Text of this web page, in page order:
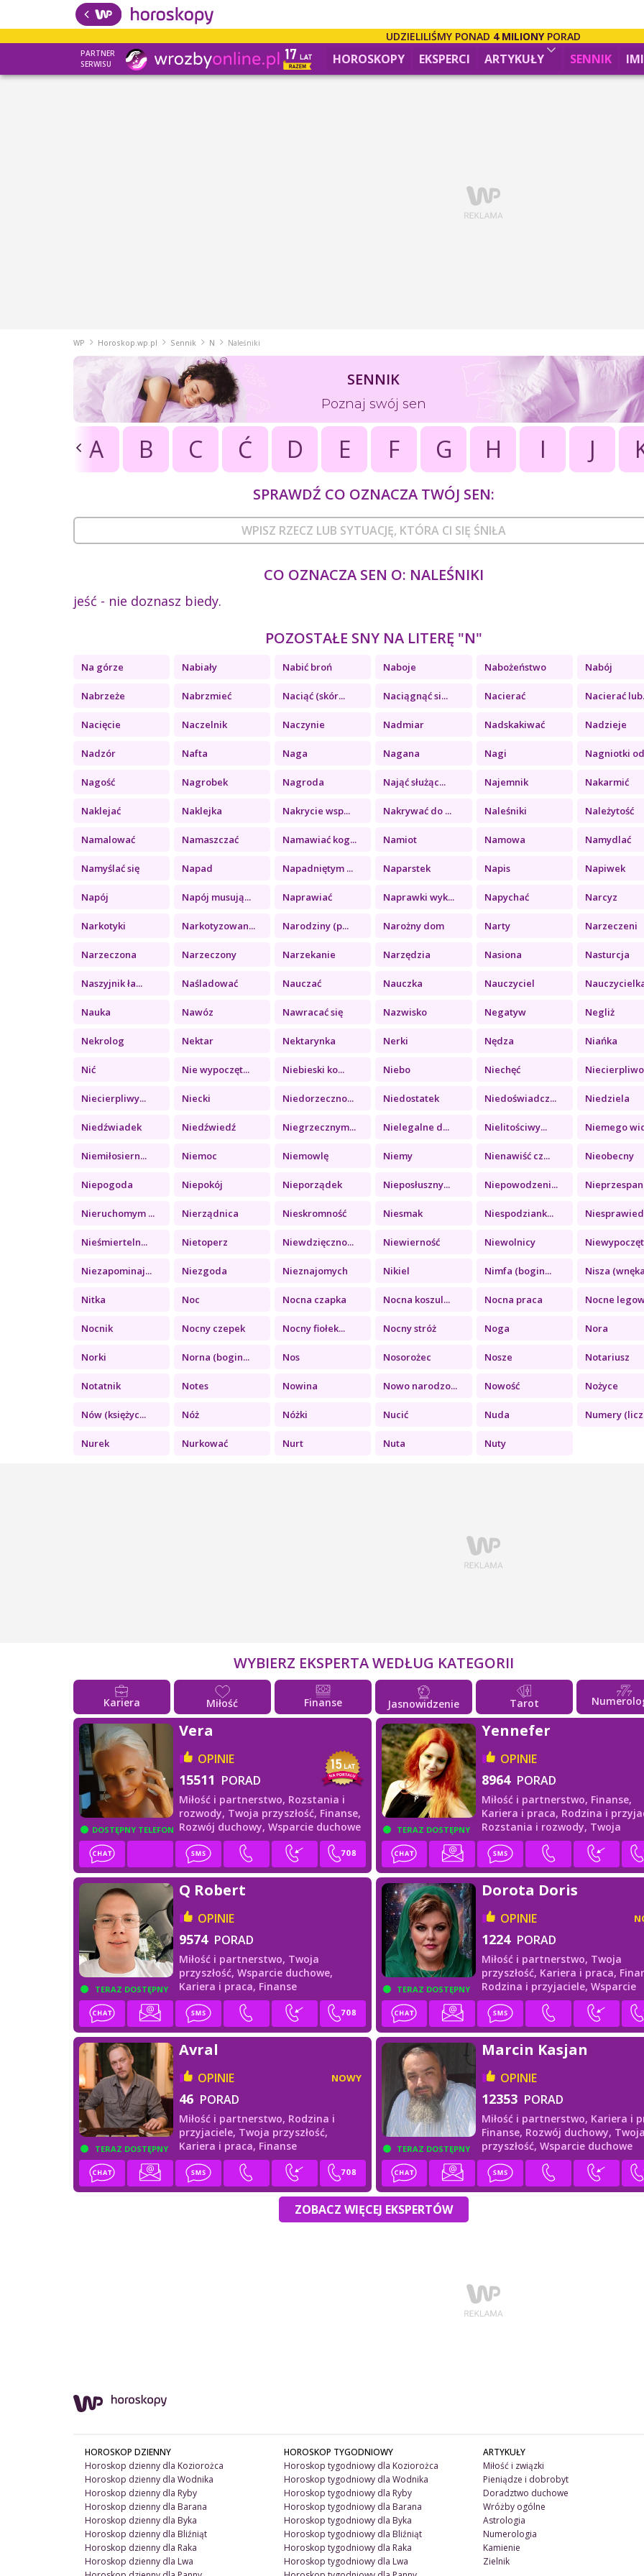
UDZIELILIŚMY PONAD 4 MILIONYPORAD
PARTNER
SERWISU
HOROSKOPY EKSPERCI ARTYKUŁY SENNIK
WP Horoskop.wp.pl Sennik N Naleśniki
SENNIK
Poznaj swój sen
A B C Ć D E F G H I J
SPRAWDŹ CO OZNACZA TWÓJ SEN:
CO OZNACZA SEN O: NALEŚNIKI
jeść - nie doznasz biedy.
POZOSTAŁE SNY NA LITERĘ "N"
Na górze Nabiały Nabić broń Naboje Nabożeństwo Nabój
Nabrzeże Nabrzmieć Naciąć (skór... Naciągnąć si... Nacierać Nacierać
Nacięcie Naczelnik Naczynie Nadmiar Nadskakiwać Nadzieje
Nadzór Nafta Naga Nagana Nagi Nagniotki
Nagość Nagrobek Nagroda Nająć służąc... Najemnik Nakarmić
Naklejać Naklejka Nakrycie wsp... Nakrywać do ... Naleśniki Należytość
Namalować Namaszczać Namawiać kog... Namiot Namowa Namydlać
Namyślać się Napad Napadniętym ... Naparstek Napis Napiwek
Napój Napój musują... Naprawiać Naprawki wyk... Napychać Narcyz
Narkotyki Narkotyzowan... Narodziny (p... Narożny dom Narty Narzeczeni
Narzeczona Narzeczony Narzekanie Narzędzia Nasiona Nasturcja
Naszyjnik ła... Naśladować Nauczać Nauczka Nauczyciel
Nauka Nawóz Nawracać się Nazwisko Negatyw Negliż
Nekrolog Nektar Nektarynka Nerki Nędza Niańka
Nić Nie wypoczęt... Niebieski ko... Niebo Niechęć
Niecierpliwy... Niecki Niedorzeczno... Niedostatek Niedoświadcz... Niedziela
Niedźwiadek Niedźwiedź Niegrzecznym... Nielegalne d... Nielitościwy... Niemego
Niemiłosiern... Niemoc Niemowlę Niemy Nienawiść cz... Nieobecny
Niepogoda Niepokój Nieporządek Nieposłuszny... Niepowodzeni...
Nieruchomym ... Nierządnica Nieskromność Niesmak Niespodziank...
Nieśmierteln... Nietoperz Niewdzięczno... Niewierność Niewolnicy
Niezapominaj... Niezgoda Nieznajomych Nikiel Nimfa (bogin... Nisza
Nitka Noc Nocna czapka Nocna koszul... Nocna praca Nocne
Nocnik Nocny czepek Nocny fiołek... Nocny stróż Noga Nora
Norki Norna (bogin... Nos Nosorożec Nosze Notariusz
Notatnik Notes Nowina Nowo narodzo... Nowość Nożyce
Nów (księżyc... Nóż Nóżki Nucić Nuda Numery
Nurek Nurkować Nurt Nuta Nuty
WYBIERZ EKSPERTA WEDŁUG KATEGORII
Kariera Miłość Finanse Jasnowidzenie Tarot
DOSTĘPNY TELEFON
Vera
OPINIE
15511 PORAD
Miłość i partnerstwo, Rozstania i
rozwody, Twoja przyszłość, Finanse,
Rozwój duchowy,Wsparcie duchowe TERAZ DOSTĘPNY
Yennefer
OPINIE
8964 PORAD
Miłość i partnerstwo, Finanse,
Kariera i praca, Rodzina i
Rozstania i rozwody, Twoja
przyszłość
TERAZ DOSTĘPNY
Q Robert
OPINIE
9574 PORAD
Miłość i partnerstwo, Twoja
przyszłość,Wsparcie duchowe,
Kariera i praca, Finanse TERAZ DOSTĘPNY
Dorota Doris
OPINIE
1224 PORAD
Miłość i partnerstwo, Twoja
przyszłość, Kariera i praca,
Rodzina i przyjaciele, Wsparcie
duchowe
TERAZ DOSTĘPNY
Avral
OPINIE NOWY
46 PORAD
Miłość i partnerstwo, Rodzina i
przyjaciele, Twoja przyszłość,
Kariera i praca, Finanse TERAZ DOSTĘPNY
Marcin Kasjan
OPINIE
12353 PORAD
Miłość i partnerstwo, Kariera i
Finanse, Rozwój duchowy, Twoja
przyszłość, Wsparcie duchowe
ZOBACZ WIĘCEJ EKSPERTÓW
HOROSKOP DZIENNY
Horoskop dzienny dla Koziorożca
Horoskop dzienny dla Wodnika
Horoskop dzienny dla Ryby
Horoskop dzienny dla Barana
Horoskop dzienny dla Byka
Horoskop dzienny dla Bliźniąt
Horoskop dzienny dla Raka
Horoskop dzienny dla Lwa
HOROSKOP TYGODNIOWY
Horoskop tygodniowy dla Koziorożca
Horoskop tygodniowy dla Wodnika
Horoskop tygodniowy dla Ryby
Horoskop tygodniowy dla Barana
Horoskop tygodniowy dla Byka
Horoskop tygodniowy dla Bliźniąt
Horoskop tygodniowy dla Raka
Horoskop tygodniowy dla Lwa
ARTYKUŁY
Miłość i związki
Pieniądze i dobrobyt
Doradztwo duchowe
Wróżby ogólne
Astrologia
Numerologia
Kamienie
Zielnik